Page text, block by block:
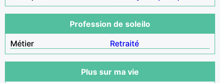
Profession de soleilo
Métier
Retraité
Plus sur ma vie